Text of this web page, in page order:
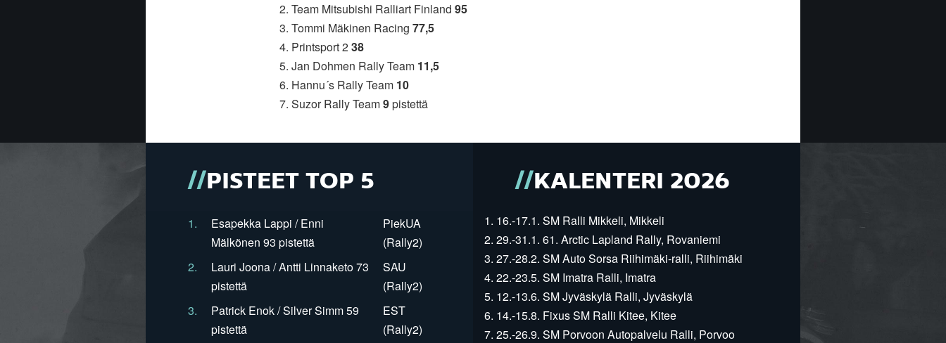
2. Team Mitsubishi Ralliart Finland 95
3. Tommi Mäkinen Racing 77,5
4. Printsport 238
5. Jan Dohmen Rally Team 11,5
6. Hannu´s Rally Team 10
7. Suzor Rally Team9pistettä
PISTEET TOP 5
1.
Esapekka Lappi / Enni
Mälkönen 93 pistettä
PiekUA
(Rally2)
2.
Lauri Joona / Antti Linnaketo 73
pistettä
SAU
(Rally2)
3.
Patrick Enok / Silver Simm 59
pistettä
EST
(Rally2)
KALENTERI 2026
1. 16.-17.1. SM Ralli Mikkeli, Mikkeli
2. 29.-31.1. 61. Arctic Lapland Rally, Rovaniemi
3. 27.-28.2. SM Auto Sorsa Riihimäki-ralli, Riihimäki
4. 22.-23.5. SM Imatra Ralli, Imatra
5. 12.-13.6. SM Jyväskylä Ralli, Jyväskylä
6. 14.-15.8. Fixus SM Ralli Kitee, Kitee
7. 25.-26.9. SM Porvoon Autopalvelu Ralli, Porvoo